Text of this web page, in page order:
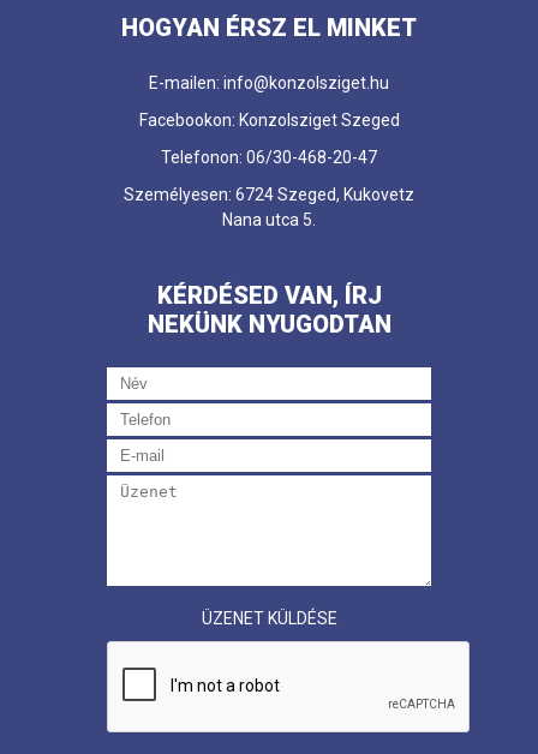
HOGYAN ÉRSZ EL MINKET
E-mailen: info@konzolsziget.hu
Facebookon: Konzolsziget Szeged
Telefonon: 06/30-468-20-47
Személyesen: 6724 Szeged, Kukovetz
Nana utca 5.
KÉRDÉSED VAN, ÍRJ
NEKÜNK NYUGODTAN
ÜZENET KÜLDÉSE